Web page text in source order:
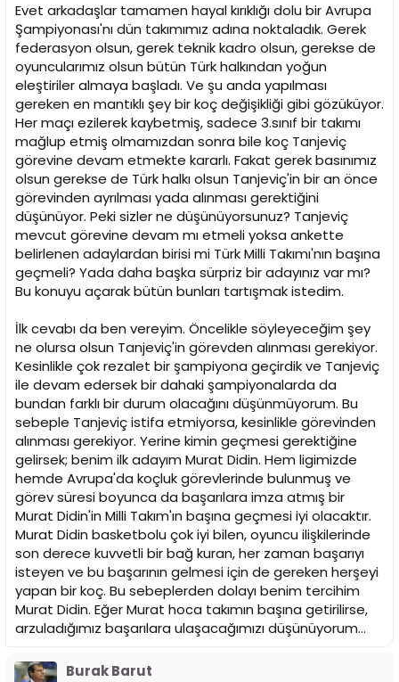
Evet arkadaşlar tamamen hayal kırıklığı dolu bir Avrupa
Şampiyonası'nı dün takımımız adına noktaladık. Gerek
federasyon olsun, gerek teknik kadro olsun, gerekse de
oyuncularımız olsun bütün Türk halkından yoğun
eleştiriler almaya başladı. Ve şu anda yapılması
gereken en mantıklı şey bir koç değişikliği gibi gözüküyor.
Her maçı ezilerek kaybetmiş, sadece 3.sınıf bir takımı
mağlup etmiş olmamızdan sonra bile koç Tanjeviç
görevine devam etmekte kararlı. Fakat gerek basınımız
olsun gerekse de Türk halkı olsun Tanjeviç'in bir an önce
görevinden ayrılması yada alınması gerektiğini
düşünüyor. Peki sizler ne düşünüyorsunuz? Tanjeviç
mevcut görevine devam mı etmeli yoksa ankette
belirlenen adaylardan birisi mi Türk Milli Takımı'nın başına
geçmeli? Yada daha başka sürpriz bir adayınız var mı?
Bu konuyu açarak bütün bunları tartışmak istedim.
İlk cevabı da ben vereyim. Öncelikle söyleyeceğim şey
ne olursa olsun Tanjeviç'in görevden alınması gerekiyor.
Kesinlikle çok rezalet bir şampiyona geçirdik ve Tanjeviç
ile devam edersek bir dahaki şampiyonalarda da
bundan farklı bir durum olacağını düşünmüyorum. Bu
sebeple Tanjeviç istifa etmiyorsa, kesinlikle görevinden
alınması gerekiyor. Yerine kimin geçmesi gerektiğine
gelirsek; benim ilk adayım Murat Didin. Hem ligimizde
hemde Avrupa'da koçluk görevlerinde bulunmuş ve
görev süresi boyunca da başarılara imza atmış bir
Murat Didin'in Milli Takım'ın başına geçmesi iyi olacaktır.
Murat Didin basketbolu çok iyi bilen, oyuncu ilişkilerinde
son derece kuvvetli bir bağ kuran, her zaman başarıyı
isteyen ve bu başarının gelmesi için de gereken herşeyi
yapan bir koç. Bu sebeplerden dolayı benim tercihim
Murat Didin. Eğer Murat hoca takımın başına getirilirse,
arzuladığımız başarılara ulaşacağımızı düşünüyorum...
Burak Barut